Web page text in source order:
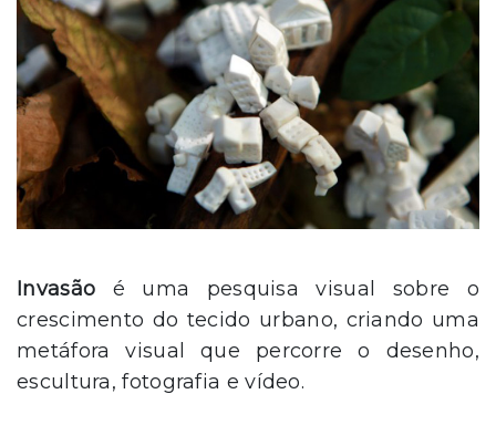
Invasão é uma pesquisa visual sobre o
crescimento do tecido urbano, criando uma
metáfora visual que percorre o desenho,
escultura, fotografia e vídeo.